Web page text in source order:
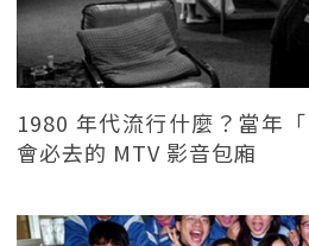
1980 年代流行什麼？當年
會必去的 MTV 影音包廂